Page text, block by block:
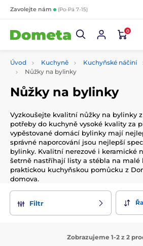
Zavolejte nám (Po-Pá 7-15)
0
Úvod Kuchyně Kuchyňské náčiní
Nůžky na bylinky
Nůžky na bylinky
Vyzkoušejte kvalitní nůžky na bylinky
potřeby do kuchyně vysoké kvality za
vypěstované domácí bylinky mají
správné naporcování jsou nejlepší
bylinky. Kvalitní nerezové i keramické
šetrně nastříhají listy a stébla na malé
praktickou kuchyňskou pomůcku z
domova.
Filtr
Zobrazujeme 1-2 z 2